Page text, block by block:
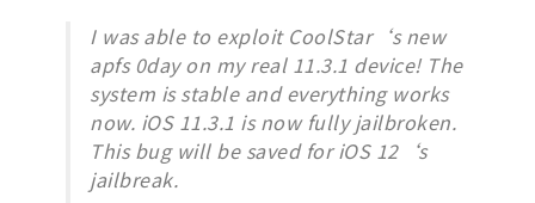
I was able to exploit CoolStar‘s new
apfs 0day on my real 11.3.1 device! The
system is stable and everything works
now. iOS 11.3.1 is now fully jailbroken.
This bug will be saved for iOS 12‘s
jailbreak.